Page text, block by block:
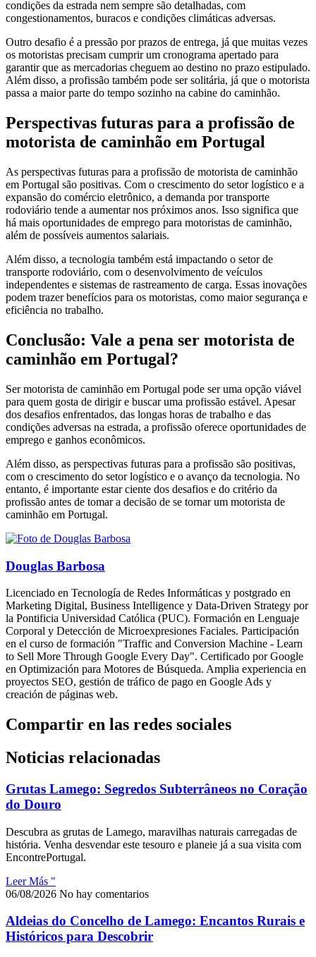
condições da estrada nem sempre são detalhadas, com
congestionamentos, buracos e condições climáticas adversas.
Outro desafio é a pressão por prazos de entrega, já que muitas vezes
os motoristas precisam cumprir um cronograma apertado para
garantir que as mercadorias cheguem ao destino no prazo estipulado.
Além disso, a profissão também pode ser solitária, já que o motorista
passa a maior parte do tempo sozinho na cabine do caminhão.
Perspectivas futuras para a profissão de
motorista de caminhão em Portugal
As perspectivas futuras para a profissão de motorista de caminhão
em Portugal são positivas. Com o crescimento do setor logístico e a
expansão do comércio eletrônico, a demanda por transporte
rodoviário tende a aumentar nos próximos anos. Isso significa que
há mais oportunidades de emprego para motoristas de caminhão,
além de possíveis aumentos salariais.
Além disso, a tecnologia também está impactando o setor de
transporte rodoviário, com o desenvolvimento de veículos
independentes e sistemas de rastreamento de carga. Essas inovações
podem trazer benefícios para os motoristas, como maior segurança e
eficiência no trabalho.
Conclusão: Vale a pena ser motorista de
caminhão em Portugal?
Ser motorista de caminhão em Portugal pode ser uma opção viável
para quem gosta de dirigir e buscar uma profissão estável. Apesar
dos desafios enfrentados, das longas horas de trabalho e das
condições adversas na estrada, a profissão oferece oportunidades de
emprego e ganhos econômicos.
Além disso, as perspectivas futuras para a profissão são positivas,
com o crescimento do setor logístico e o avanço da tecnologia. No
entanto, é importante estar ciente dos desafios e do critério da
profissão antes de tomar a decisão de se tornar um motorista de
caminhão em Portugal.
Douglas Barbosa
Licenciado en Tecnología de Redes Informáticas y postgrado en
Marketing Digital, Business Intelligence y Data-Driven Strategy por
la Pontificia Universidad Católica (PUC). Formación en Lenguaje
Corporal y Detección de Microexpresiones Faciales. Participación
en el curso de formación "Traffic and Conversion Machine - Learn
to Sell More Through Google Every Day". Certificado por Google
en Optimización para Motores de Búsqueda. Amplia experiencia en
proyectos SEO, gestión de tráfico de pago en Google Ads y
creación de páginas web.
Compartir en las redes sociales
Noticias relacionadas
Grutas Lamego: Segredos Subterrâneos no Coração
do Douro
Descubra as grutas de Lamego, maravilhas naturais carregadas de
história. Venha desvendar este tesouro e planeie já a sua visita com
EncontrePortugal.
Leer Más "
06/08/2026 No hay comentarios
Aldeias do Concelho de Lamego: Encantos Rurais e
Históricos para Descobrir